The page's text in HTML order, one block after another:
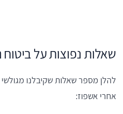
שאלות נפוצות על
להלן מספר שאלות שקיבלנו
אחרי אשפוז: